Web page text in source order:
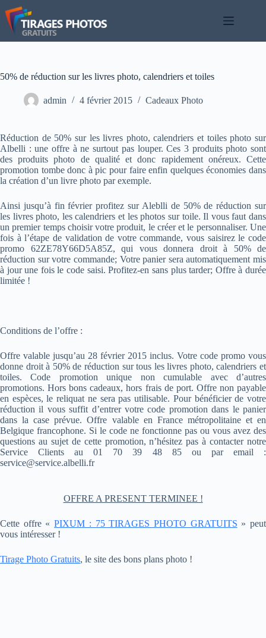
Passer
au
contenu
50% de réduction sur les livres photo, calendriers et toiles
admin 4 février 2015 Cadeaux Photo
Réduction de 50% sur les livres photo, calendriers et toiles photo sur
Albelli : une offre à ne surtout pas louper. Ces 3 produits photo sont
des produits photo de qualité et donc rapidement onéreux. Cette
promotion tombe donc à pic pour faire enfin quelques économies dans
la création d’un livre photo par exemple.
Ainsi jusqu’à fin février profitez sur Aleblli de 50% de réduction sur
les livres photo, les calendriers et les photos sur toile. Il vous faut dans
un premier temps choisir votre produit, le créer et le personnaliser. Une
fois à l’étape de validation de votre commande, vous saisirez le code
promo 62ZE78Y66D5A85Z, qui vous donnera droit à 50% de
réduction sur votre commande; Votre panier sera automatiquement mis
à jour une fois le code saisi. Profitez-en sans plus tarder; Offre à durée
limitée !
Conditions de l’offre :
Offre valable jusqu’au 28 février 2015 inclus. Votre code promo vous
donne droit à 50% de réduction sur tous les livres photo, calendriers et
toiles. Code promotion unique non cumulable avec d’autres
promotions. Hors bons cadeaux, hors frais de port. Offre non payable
en espèces, le reliquat ne sera pas utilisable. Pour bénéficier de votre
réduction il vous suffit d’entrer votre code promotion dans le panier
dans la case prévue. Offre valable en France métropolitaine et en
Belgique francophone. Si le code ne fonctionne pas ou vous avez des
questions au sujet de cette promotion, n’hésitez pas à contacter notre
Service Clients au 01 70 39 48 85 ou par email :
service@service.albelli.fr
OFFRE A PRESENT TERMINEE !
Cette offre «PIXUM : 75 TIRAGES PHOTO GRATUITS » peut
vous intéresser !
Tirage Photo Gratuits, le site des bons plans photo !